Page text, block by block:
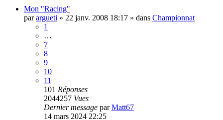
Mon "Racing"
parargueti » 22 janv. 2008 18:17 » dans Championnat
1
…
7
8
9
10
11
101 Réponses
2044257 Vues
Dernier message parMatt67
14 mars 2024 22:25